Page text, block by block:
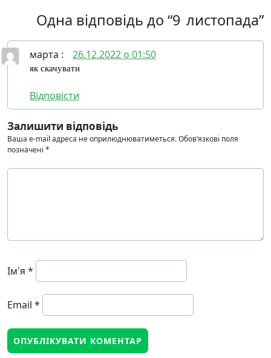
Одна відповідь до “9 листопада”
марта : 26.12.2022 о 01:50
як скачувати
Відповісти
Залишити відповідь
Ваша e-mail адреса не оприлюднюватиметься.Обов’язкові поля
позначені *
Ім'я *
Email *